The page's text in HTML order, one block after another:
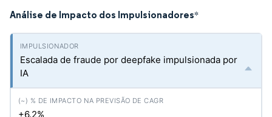
Análise de Impacto dos Impulsionadores*
Escalada de fraude por deepfake impulsionada por
IA
+6.2%